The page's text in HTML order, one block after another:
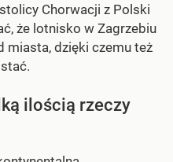
Chorwacji z Polski
że lotnisko w Zagrzebiu
miasta, dzięki czemu też
ilością rzeczy